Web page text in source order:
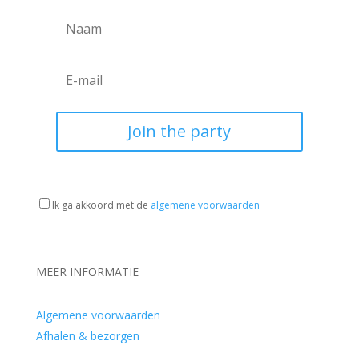
Join the party
Ik ga akkoord met de algemene voorwaarden
MEER INFORMATIE
Algemene voorwaarden
Afhalen & bezorgen